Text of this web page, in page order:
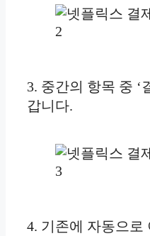
3. 중간의 항목 중 ‘
갑니다.
4. 기존에 자동으로